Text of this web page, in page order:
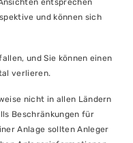
entsprechen
und können sich
und Sie können einen
verlieren.
nicht in allen Ländern
Beschränkungen für
Anlage sollten Anleger